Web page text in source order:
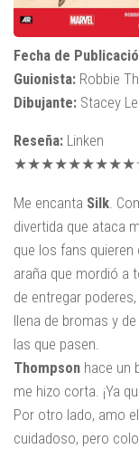
Fecha de
Guionista: Robbie
Dibujante: Stacey
Reseña: Linken
Me encanta Silk.
divertida que ataca
que los fans quieren
araña que mordió a
de entregar
llena de bromas y
las que pasen.
Thompson hace un
me hizo corta. ¡Ya
Por otro lado, amo
cuidadoso, pero